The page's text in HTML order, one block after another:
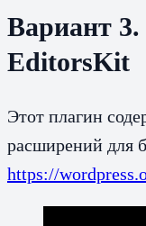
Вариант 3.
EditorsKit
Этот плагин
расширений для
https://